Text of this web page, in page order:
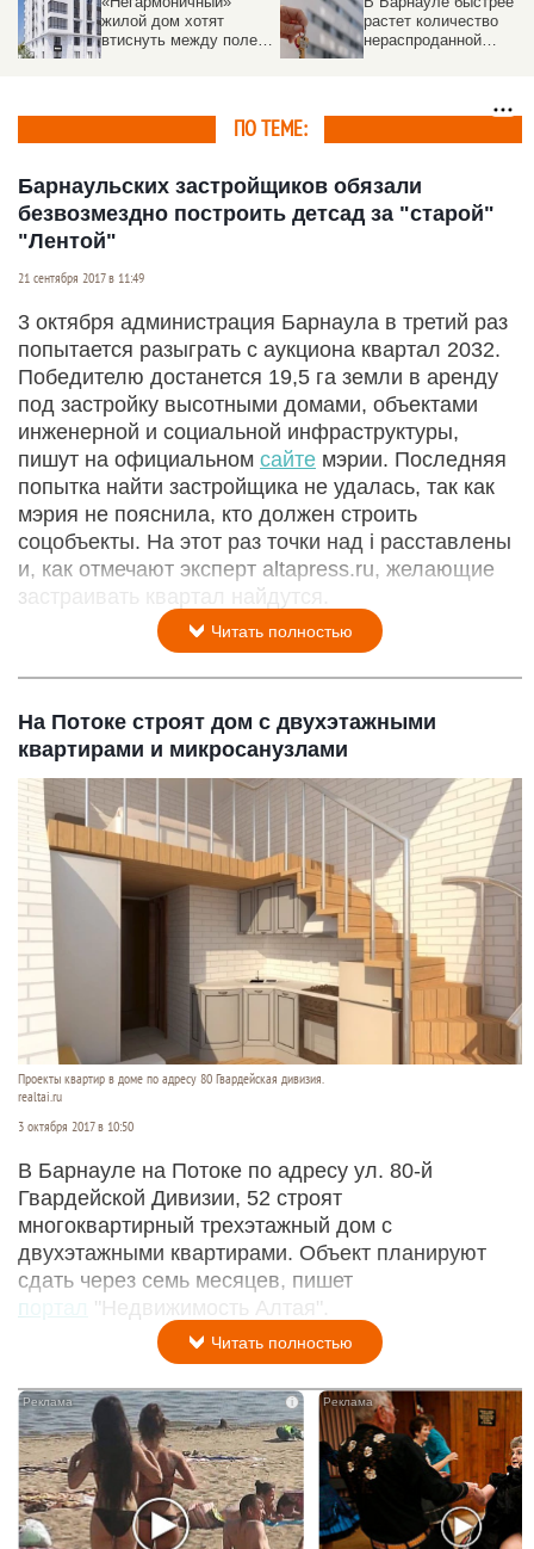
жилой дом хотят
втиснуть между полем
растет количество
нераспроданной
ПО ТЕМЕ:
Барнаульских застройщиков обязали
безвозмездно построить детсад за "старой"
"Лентой"
21 сентября 2017 в 11:49
3 октября администрация Барнаула в третий раз
попытается разыграть с аукциона квартал 2032.
Победителю достанется 19,5 га земли в аренду
под застройку высотными домами, объектами
инженерной и социальной инфраструктуры,
пишут на официальном сайте мэрии. Последняя
попытка найти застройщика не удалась, так как
мэрия не пояснила, кто должен строить
соцобъекты. На этот раз точки над i расставлены
и, как отмечают эксперт altapress.ru, желающие
застраивать квартал найдутся.
Читать полностью
На Потоке строят дом с двухэтажными
квартирами и микросанузлами
Проекты квартир в доме по адресу 80 Гвардейская дивизия.
realtai.ru
3 октября 2017 в 10:50
В Барнауле на Потоке по адресу ул. 80-й
Гвардейской Дивизии, 52 строят
многоквартирный трехэтажный дом с
двухэтажными квартирами. Объект планируют
сдать через семь месяцев, пишет
портал
"Недвижимость Алтая".
Читать полностью
i